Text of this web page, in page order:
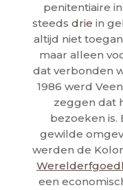
penitentiaire
steedsdrie in
altijd niet
maar alleen
dat verbonden
1986 werd
zeggen dat
bezoeken is.
gewilde
werden de
een